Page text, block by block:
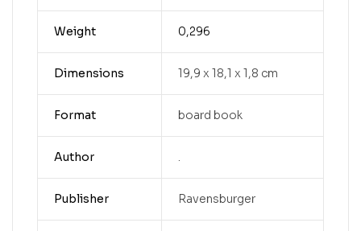
Weight 0,296
Dimensions 19,9 x 18,1 x 1,8 cm
Format board book
Author .
Publisher Ravensburger